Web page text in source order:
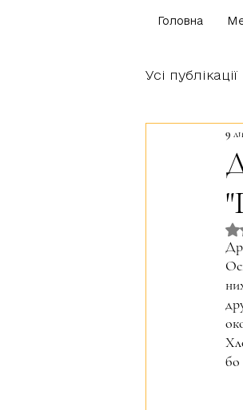
Головна
Усі публікації
9
бо